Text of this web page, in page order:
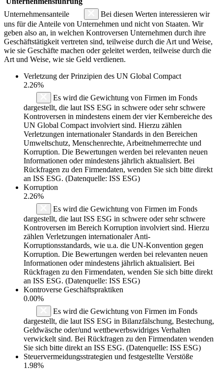
Unternehmensanteile
Bei diesen Werten interessieren wir
uns für die Anteile von Unternehmen und nicht von Staaten. Wir
geben also an, in welchen Kontroversen Unternehmen durch ihre
Geschäftstätigkeit vertreten sind, teilweise durch die Art und Weise,
wie sie Geschäfte machen oder geleitet werden, teilweise durch die
Art und Weise, wie sie Geld verdienen.
Verletzung der Prinzipien des UN Global Compact
2.26%
Es wird die Gewichtung von Firmen im Fonds
dargestellt, die laut ISS ESG in schwere oder sehr schwere
Kontroversen in mindestens einem der vier Kernbereiche des
UN Global Compact involviert sind. Hierzu zählen
Verletzungen internationaler Standards in den Bereichen
Umweltschutz, Menschenrechte, Arbeitnehmerrechte und
Korruption. Die Bewertungen werden bei relevanten neuen
Informationen oder mindestens jährlich aktualisiert. Bei
Rückfragen zu den Firmendaten, wenden Sie sich bitte direkt
an ISS ESG. (Datenquelle: ISS ESG)
Korruption
2.26%
Es wird die Gewichtung von Firmen im Fonds
dargestellt, die laut ISS ESG in schwere oder sehr schwere
Kontroversen im Bereich Korruption involviert sind. Hierzu
zählen Verletzungen internationaler Anti-
Korruptionsstandards, wie u.a. die UN-Konvention gegen
Korruption. Die Bewertungen werden bei relevanten neuen
Informationen oder mindestens jährlich aktualisiert. Bei
Rückfragen zu den Firmendaten, wenden Sie sich bitte direkt
an ISS ESG. (Datenquelle: ISS ESG)
Kontroverse Geschäftspraktiken
0.00%
Es wird die Gewichtung von Firmen im Fonds
dargestellt, die laut ISS ESG in Bilanzfälschung, Bestechung,
Geldwäsche oder/und wettbewerbswidriges Verhalten
verwickelt sind. Bei Rückfragen zu den Firmendaten wenden
Sie sich bitte direkt an ISS ESG. (Datenquelle: ISS ESG)
Steuervermeidungsstrategien und festgestellte Verstöße
1.98%